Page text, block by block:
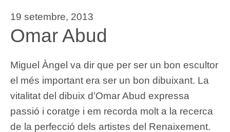
19 setembre, 2013
Omar Abud
Miguel Àngel va dir que per ser un bon escultor
el més important era ser un bon dibuixant. La
vitalitat del dibuix d’Omar Abud expressa
passió i coratge i em recorda molt a la recerca
de la perfecció dels artistes del Renaixement.